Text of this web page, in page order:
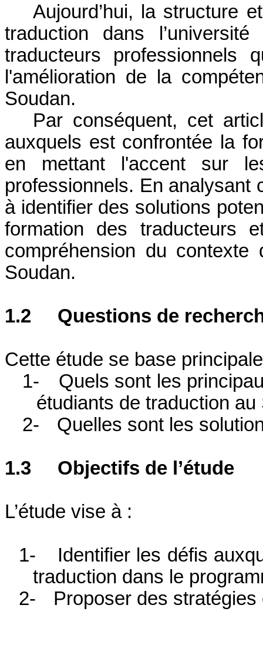
Aujourd’hui, la structure
traduction dans
traducteurs professionnels
l'amélioration de la
Soudan.
Par conséquent, cet
auxquels est confrontée la
en mettant l'accent sur
professionnels. En analysant
à identifier des solutions
formation des traducteurs
compréhension du
Soudan.
1.2 Questions de
Cette étude se base
1-
Quels sont les
étudiants de traduction au
2-
Quelles sont les
1.3 Objectifs de l’étude
L’étude vise à :
1-
Identifier les défis
traduction dans le
2-
Proposer des